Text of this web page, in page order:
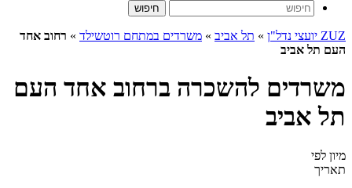
ZUZ יועצי נדל"ן » תל אביב » משרדים במתחם רוטשילד » רחוב אחד
העם תל אביב
משרדים להשכרה ברחוב אחד העם
תל אביב
מיון לפי
תאריך